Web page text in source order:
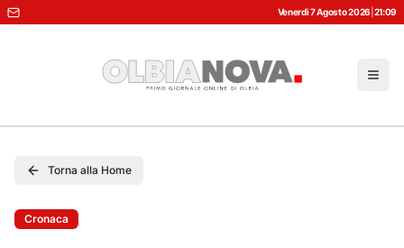
Venerdì 7 Agosto 2026 21:09
Torna alla Home
Cronaca